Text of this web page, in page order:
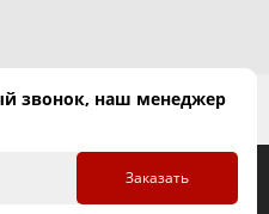
звонок, наш менеджер
Заказать